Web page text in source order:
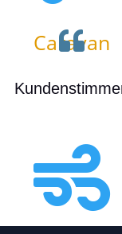
Caravan
Wartung.

